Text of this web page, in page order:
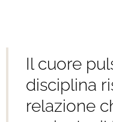
Il cuore
disciplina
relazione